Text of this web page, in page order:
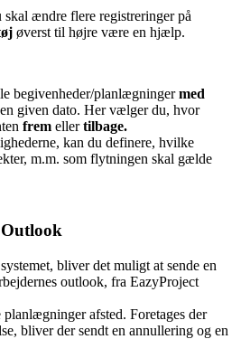
ændre flere registreringer på
øverst til højre være en hjælp.
begivenheder/planlægningermed
en given dato. Her vælger du, hvor
frem ellertilbage.
kan du definere, hvilke
m.m. som flytningen skal gælde
bliver det muligt at sende en
outlook, fra EazyProject
afsted. Foretages der
bliver der sendt en annullering og en